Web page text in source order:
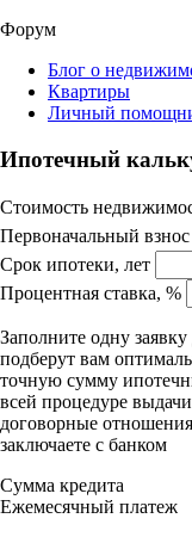
Форум
Блог о
Квартиры
Личный
Ипотечный
Стоимость
Первоначальный взнос
Срок ипотеки, лет
Процентная ставка, %
Заполните одну
подберут вам
точную сумму
всей процедуре
договорные
заключаете с банком
Сумма кредита
Ежемесячный платеж